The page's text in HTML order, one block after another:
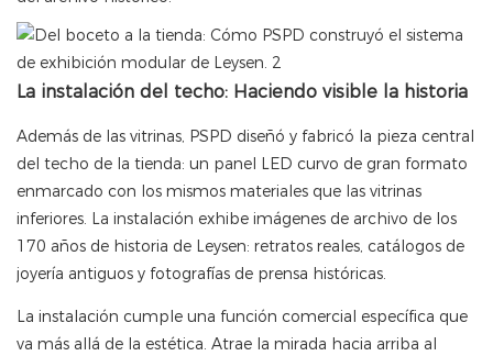
La instalación del techo: Haciendo visible la historia
Además de las vitrinas, PSPD diseñó y fabricó la pieza central
del techo de la tienda: un panel LED curvo de gran formato
enmarcado con los mismos materiales que las vitrinas
inferiores. La instalación exhibe imágenes de archivo de los
170 años de historia de Leysen: retratos reales, catálogos de
joyería antiguos y fotografías de prensa históricas.
La instalación cumple una función comercial específica que
va más allá de la estética. Atrae la mirada hacia arriba al